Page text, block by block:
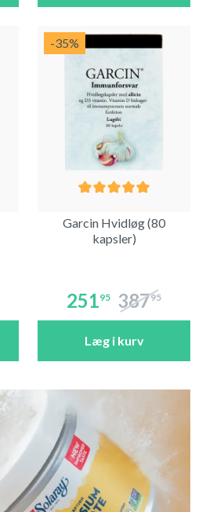
-35%
Garcin Hvidløg (80
kapsler)
25195 38795
Læg i kurv